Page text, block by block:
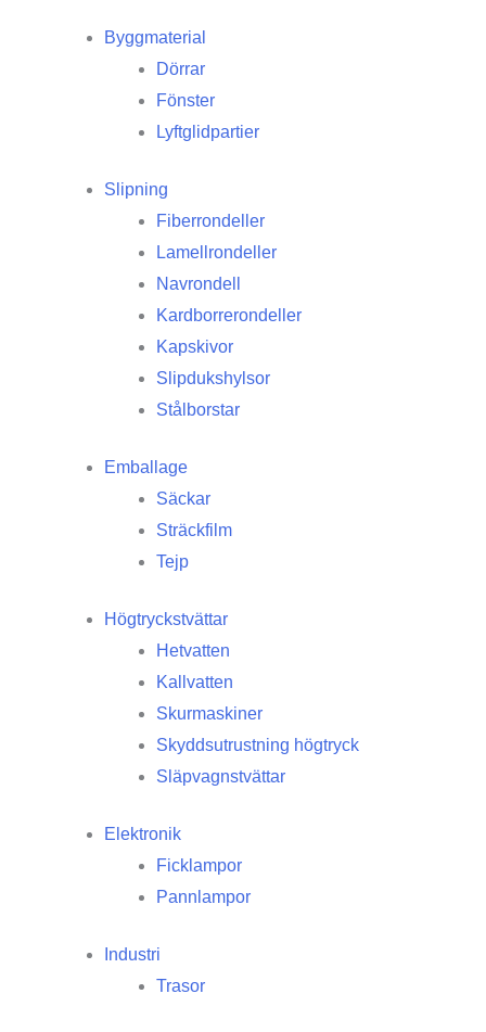
Byggmaterial
Dörrar
Fönster
Lyftglidpartier
Slipning
Fiberrondeller
Lamellrondeller
Navrondell
Kardborrerondeller
Kapskivor
Slipdukshylsor
Stålborstar
Emballage
Säckar
Sträckfilm
Tejp
Högtryckstvättar
Hetvatten
Kallvatten
Skurmaskiner
Skyddsutrustning högtryck
Släpvagnstvättar
Elektronik
Ficklampor
Pannlampor
Industri
Trasor